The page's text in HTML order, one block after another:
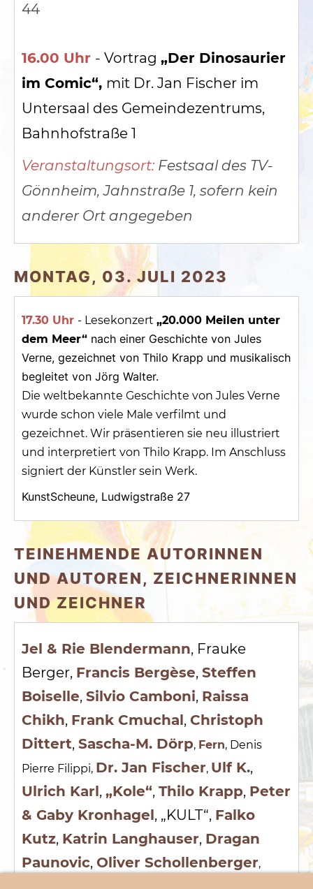
44
16.00 Uhr - Vortrag „Der Dinosaurier
im Comic“, mit Dr. Jan Fischer im
Untersaal des Gemeindezentrums,
Bahnhofstraße 1
Veranstaltungsort: Festsaal des TV-
Gönnheim, Jahnstraße 1, sofern kein
anderer Ort angegeben
MONTAG, 03. JULI 2023
17.30 Uhr - Lesekonzert „20.000 Meilen unter
dem Meer“ nach einer Geschichte von Jules
Verne, gezeichnet von Thilo Krapp und musikalisch
begleitet von Jörg Walter.
Die weltbekannte Geschichte von Jules Verne
wurde schon viele Male verfilmt und
gezeichnet. Wir präsentieren sie neu illustriert
und interpretiert von Thilo Krapp. Im Anschluss
signiert der Künstler sein Werk.
KunstScheune, Ludwigstraße 27
TEINEHMENDE AUTORINNEN
UND AUTOREN, ZEICHNERINNEN
UND ZEICHNER
Jel & Rie Blendermann, Frauke
Berger, Francis Bergèse, Steffen
Boiselle, Silvio Camboni, Raissa
Chikh, Frank Cmuchal , Christoph
Dittert, Sascha-M. Dörp, Fern, Denis
Pierre Filippi, Dr. Jan Fischer, Ulf K.,
Ulrich Karl , „Kole“, Thilo Krapp, Peter
& Gaby Kronhagel , „KULT“, Falko
Kutz, Katrin Langhauser, Dragan
Paunovic, Oliver Schollenberger,